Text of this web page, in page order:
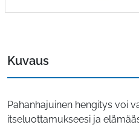
Kuvaus
Pahanhajuinen hengitys voi
itseluottamukseesi ja